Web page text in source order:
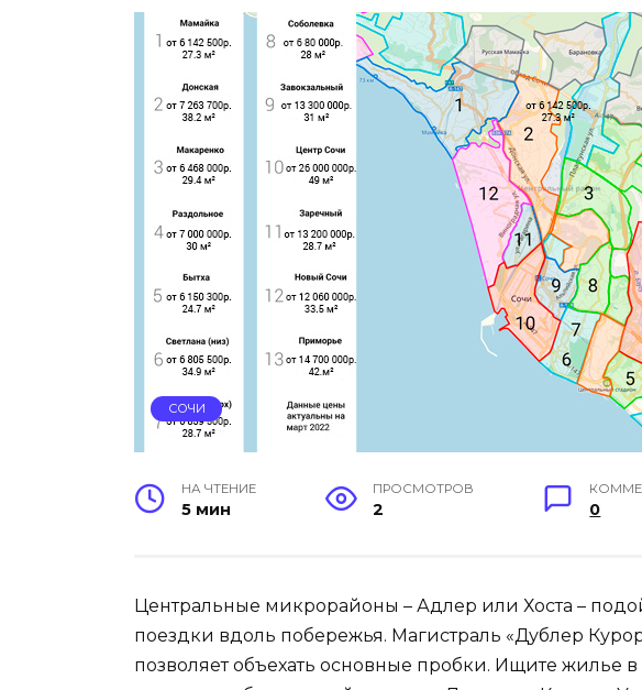
СОЧИ
НА ЧТЕНИЕ
5 мин
ПРОСМОТРОВ
2 0
Центральные микрорайоны – Адлер или Хоста –
поездки вдоль побережья. Магистраль «Дублер
позволяет объехать основные пробки. Ищите жилье в